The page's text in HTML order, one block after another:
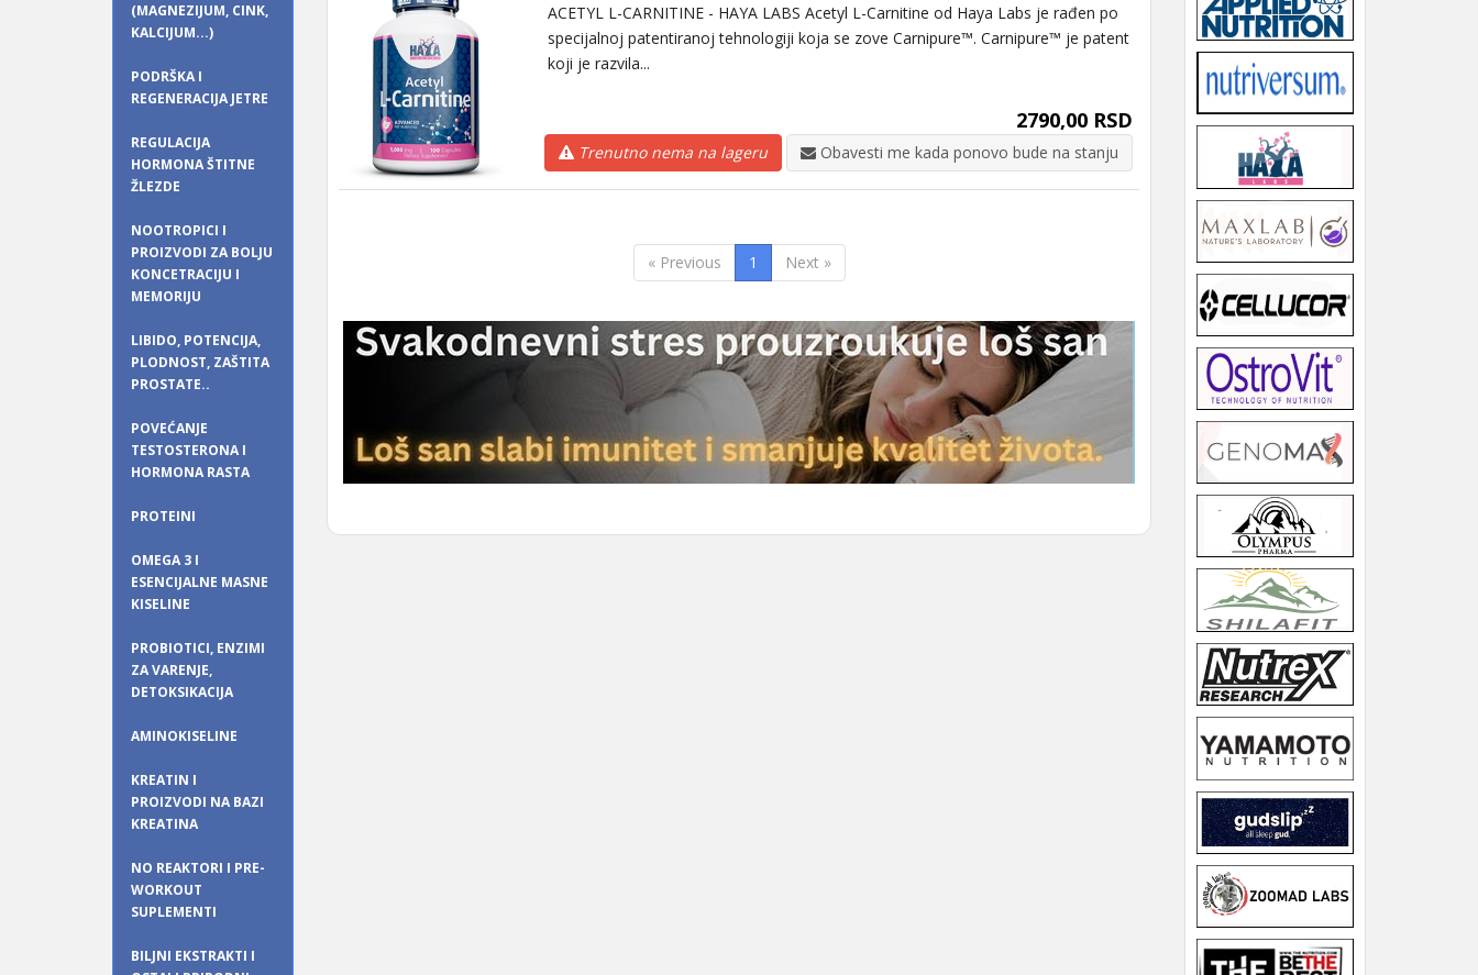
(MAGNEZIJUM, CINK,
KALCIJUM...)
PODRŠKA I
REGENERACIJA JETRE
REGULACIJA
HORMONA ŠTITNE
ŽLEZDE
NOOTROPICI I
PROIZVODI ZA BOLJU
KONCETRACIJU I
MEMORIJU
LIBIDO, POTENCIJA,
PLODNOST, ZAŠTITA
PROSTATE..
POVEĆANJE
TESTOSTERONA I
HORMONA RASTA
PROTEINI
OMEGA 3 I
ESENCIJALNE MASNE
KISELINE
PROBIOTICI, ENZIMI
ZA VARENJE,
DETOKSIKACIJA
AMINOKISELINE
KREATIN I
PROIZVODI NA BAZI
KREATINA
NO REAKTORI I PRE-
WORKOUT
SUPLEMENTI
BILJNI EKSTRAKTI I
ACETYL L-CARNITINE - HAYA LABS Acetyl L-Carnitine od Haya Labs je rađen po
specijalnoj patentiranoj tehnologiji koja se zove Carnipure™. Carnipure™ je patent
koji je razvila...
2790,00 RSD
Trenutno nema na lageru Obavesti me kada ponovo bude na stanju
« Previous 1 Next »